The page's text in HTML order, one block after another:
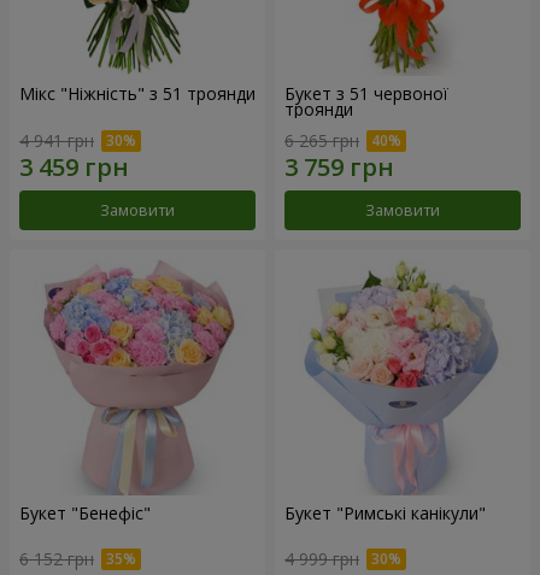
Мікс "Ніжність" з 51 троянди
4 941 грн
Замовити
Букет з 51 червоної
троянди
6 265 грн
Замовити
Букет "Бенефіс"
6 152 грн
Букет "Римські канікули"
4 999 грн